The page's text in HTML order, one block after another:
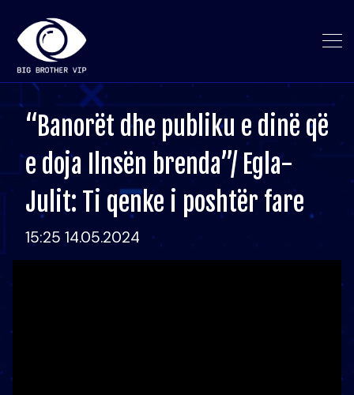
“Banorët dhe publiku e dinë që
e doja Ilnsën brenda”/ Egla-
Julit: Ti qenke i poshtër fare
15:25 14.05.2024